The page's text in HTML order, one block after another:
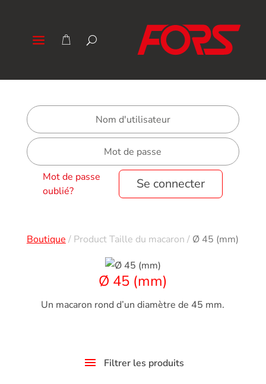
Mot de passe
oublié?
Se connecter
Boutique / Product Taille du macaron / Ø 45 (mm)
Ø 45 (mm)
Un macaron rond d’un diamètre de 45 mm.
Filtrer les produits